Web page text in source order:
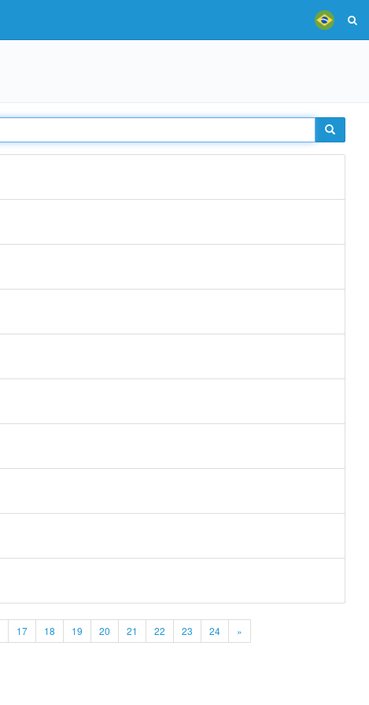
17 18 19 20 21 22 23 24 »